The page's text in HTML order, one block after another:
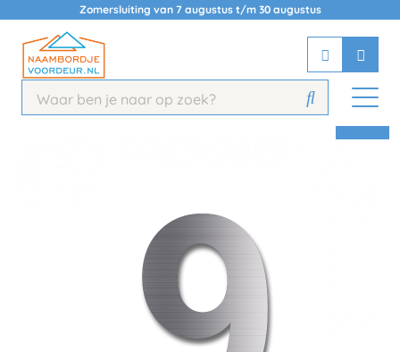
Zomersluiting van 7 augustus t/m 30 augustus
Chat 24/7 met onze chatbot voor
Contact